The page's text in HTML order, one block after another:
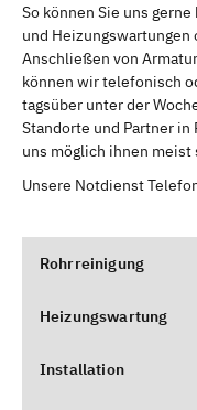
So können Sie uns
und
Anschließen von
können wir telefonisch
tagsüber unter der
Standorte und Partner in
uns möglich ihnen
Unsere Notdienst
Rohrreinigung
Heizungswartung
Installation